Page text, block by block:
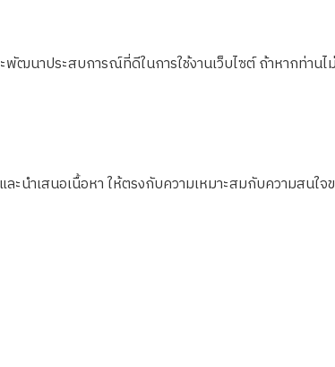
นาประสบการณ์ที่ดีในการใช้งานเว็บไซต์ ถ้าหากท่านไ
นำเสนอเนื้อหา ให้ตรงกับความเหมาะสมกับความสน